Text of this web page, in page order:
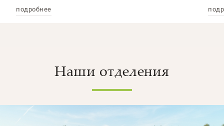
подробнее
Наши отделения